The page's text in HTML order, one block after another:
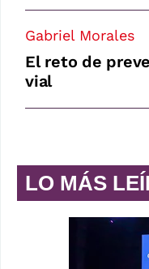
Gabriel Morales
El reto de
vial
LO MÁS